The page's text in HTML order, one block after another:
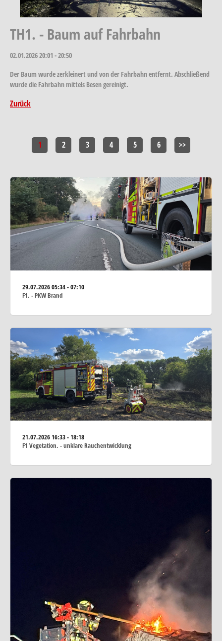
TH1. - Baum auf Fahrbahn
02.01.202620:01 - 20:50
Der Baum wurde zerkleinert und von der Fahrbahn entfernt. Abschließend
wurde die Fahrbahn mittels Besen gereinigt.
Zurück
1 2 3 4 5 6 >>
29.07.202605:34 - 07:10
F1. - PKW Brand
21.07.202616:33 - 18:18
F1 Vegetation. - unklare Rauchentwicklung